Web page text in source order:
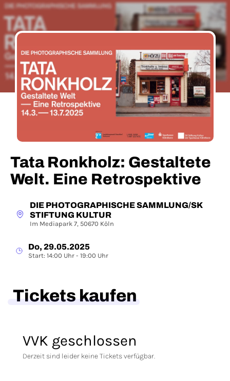
Tata Ronkholz: Gestaltete
Welt. Eine Retrospektive
DIE PHOTOGRAPHISCHE SAMMLUNG/SK
STIFTUNG KULTUR
Im Mediapark 7, 50670 Köln
Do, 29.05.2025
Start: 14:00 Uhr - 19:00 Uhr
Tickets kaufen
VVK geschlossen
Derzeit sind leider keine Tickets verfügbar.